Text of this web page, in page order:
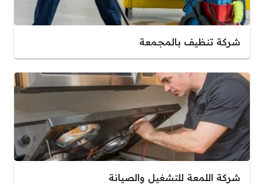
شركة تنظيف بالمجمعة
شركة اللمعة للتشغيل والصيانة